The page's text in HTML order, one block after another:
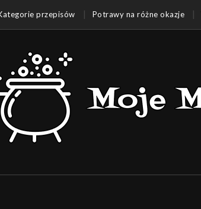
przepisów Potrawy na różne okazje